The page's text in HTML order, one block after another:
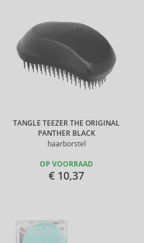
TANGLE TEEZER THE ORIGINAL
PANTHER BLACK
haarborstel
OP VOORRAAD
€ 10,37